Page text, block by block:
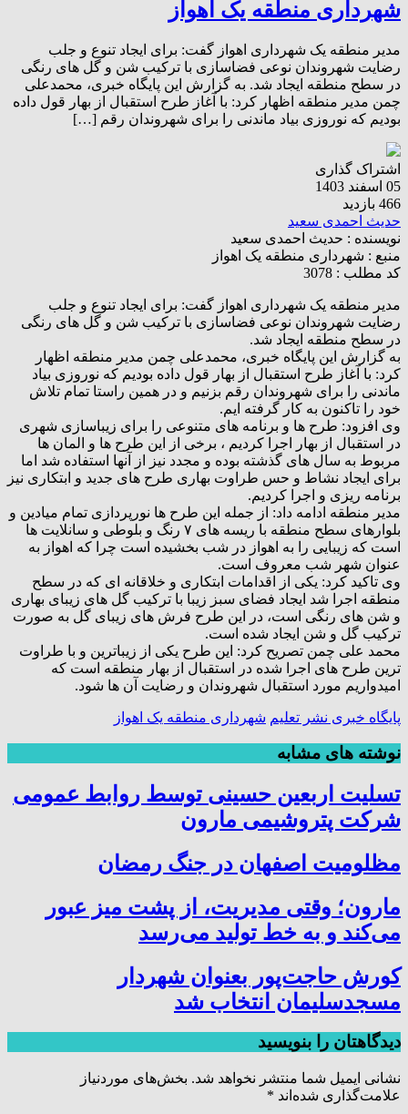
شهرداری منطقه یک اهواز
مدیر منطقه یک شهرداری اهواز گفت: برای ایجاد تنوع و جلب
رضایت شهروندان نوعی فضاسازی با ترکیب شن و گل های رنگی
در سطح منطقه ایجاد شد. به گزارش این پایگاه خبری، محمدعلی
چمن مدیر منطقه اظهار کرد: با آغاز طرح استقبال از بهار قول داده
بودیم که نوروزی بیاد ماندنی را برای شهروندان رقم […]
اشتراک گذاری
05 اسفند 1403
466 بازدید
حدیث احمدی سعید
نویسنده : حدیث احمدی سعید
منبع : شهرداری منطقه یک اهواز
کد مطلب : 3078
مدیر منطقه یک شهرداری اهواز گفت: برای ایجاد تنوع و جلب
رضایت شهروندان نوعی فضاسازی با ترکیب شن و گل های رنگی
در سطح منطقه ایجاد شد.
به گزارش این پایگاه خبری، محمدعلی چمن مدیر منطقه اظهار
کرد: با آغاز طرح استقبال از بهار قول داده بودیم که نوروزی بیاد
ماندنی را برای شهروندان رقم بزنیم و در همین راستا تمام تلاش
خود را تاکنون به کار گرفته ایم.
وی افزود: طرح ها و برنامه های متنوعی را برای زیباسازی شهری
در استقبال از بهار اجرا کردیم ، برخی از این طرح ها و المان ها
مربوط به سال های گذشته بوده و مجدد نیز از آنها استفاده شد اما
برای ایجاد نشاط و حس طراوت بهاری طرح های جدید و ابتکاری نیز
برنامه ریزی و اجرا کردیم.
مدیر منطقه ادامه داد: از جمله این طرح ها نورپردازی تمام میادین و
بلوارهای سطح منطقه با ریسه های ۷ رنگ و بلوطی و سانلایت ها
است که زیبایی را به اهواز در شب بخشیده است چرا که اهواز به
عنوان شهر شب معروف است.
وی تاکید کرد: یکی از اقدامات ابتکاری و خلاقانه ای که در سطح
منطقه اجرا شد ایجاد فضای سبز زیبا با ترکیب گل های زیبای بهاری
و شن های رنگی است، در این طرح فرش های زیبای گل به صورت
ترکیب گل و شن ایجاد شده است.
محمد علی چمن تصریح کرد: این طرح یکی از زیباترین و با طراوت
ترین طرح های اجرا شده در استقبال از بهار منطقه است که
امیدواریم مورد استقبال شهروندان و رضایت آن ها شود.
پایگاه خبری نشر تعلیم شهرداری منطقه یک اهواز
نوشته های مشابه
تسلیت اربعین حسینی توسط روابط عمومی
شرکت پتروشیمی مارون
مظلومیت اصفهان در جنگ رمضان
مارون؛ وقتی مدیریت، از پشت میز عبور
می‌کند و به خط تولید می‌رسد
کورش حاجت‌پور بعنوان شهردار
مسجدسلیمان انتخاب شد
دیدگاهتان را بنویسید
نشانی ایمیل شما منتشر نخواهد شد. بخش‌های موردنیاز
علامت‌گذاری شده‌اند *